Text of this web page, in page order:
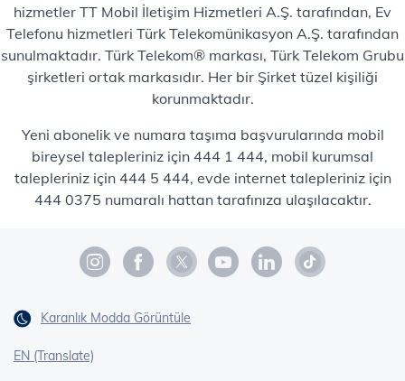
hizmetler TT Mobil İletişim Hizmetleri A.Ş. tarafından, Ev
Telefonu hizmetleri Türk Telekomünikasyon A.Ş. tarafından
sunulmaktadır. Türk Telekom® markası, Türk Telekom Grubu
şirketleri ortak markasıdır. Her bir Şirket tüzel kişiliği
korunmaktadır.
Yeni abonelik ve numara taşıma başvurularında mobil
bireysel talepleriniz için 444 1 444, mobil kurumsal
talepleriniz için 444 5 444, evde internet talepleriniz için
444 0375 numaralı hattan tarafınıza ulaşılacaktır.
Karanlık Modda Görüntüle
EN (Translate)